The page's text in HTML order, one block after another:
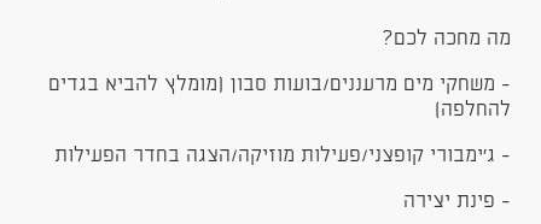
מה מחכה לכם?
- משחקי מים מרעננים/בועות סבון (מומלץ להביא בגדים
להחלפה)
- ג'ימבורי קופצני/פעילות מוזיקה/הצגה בחדר הפעילות
- פינת יצירה